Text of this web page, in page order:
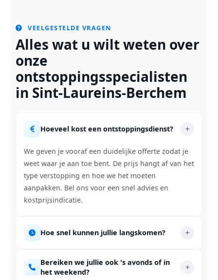
VEELGESTELDE VRAGEN
Alles wat u wilt weten over
onze
ontstoppingsspecialisten
in Sint-Laureins-Berchem
Hoeveel kost een ontstoppingsdienst?
We geven je vooraf een duidelijke offerte zodat je
weet waar je aan toe bent. De prijs hangt af van het
type verstopping en hoe we het moeten
aanpakken. Bel ons voor een snel advies en
kostprijsindicatie.
Hoe snel kunnen jullie langskomen?
Bereiken we jullie ook 's avonds of in
het weekend?